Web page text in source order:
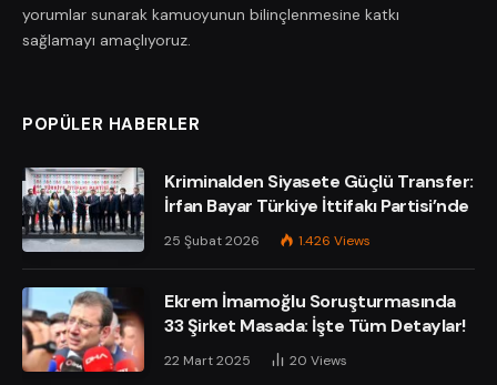
yorumlar sunarak kamuoyunun bilinçlenmesine katkı
sağlamayı amaçlıyoruz.
POPÜLER HABERLER
Kriminalden Siyasete Güçlü Transfer:
İrfan Bayar Türkiye İttifakı Partisi’nde
25 Şubat 2026 1.426 Views
Ekrem İmamoğlu Soruşturmasında
33 Şirket Masada: İşte Tüm Detaylar!
22 Mart 2025 20 Views